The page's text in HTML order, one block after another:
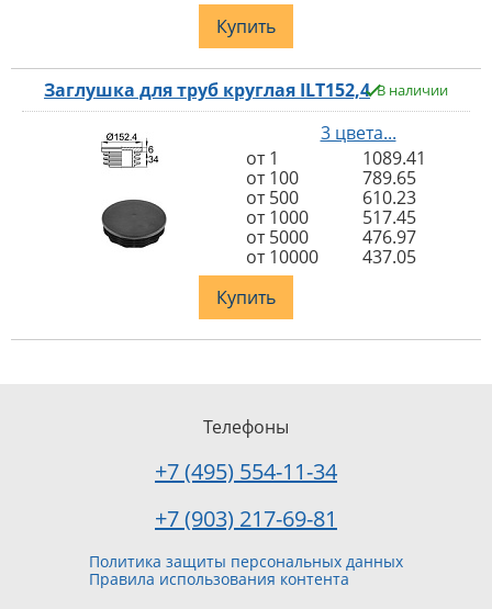
Купить
Заглушка для труб круглая ILT152,4 В наличии
3 цвета...
от 1
1089.41
от 100
789.65
от 500
610.23
от 1000
517.45
от 5000
476.97
от 10000
437.05
Купить
Политика защиты персональных данных
Правила использования контента
Телефоны
+7 (495) 554-11-34
+7 (903) 217-69-81